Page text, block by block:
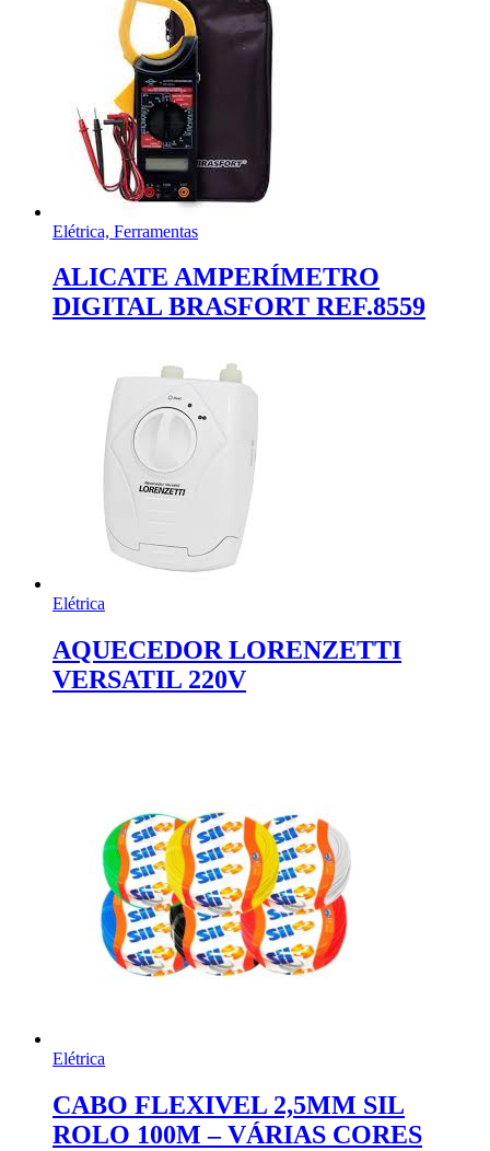
Elétrica, Ferramentas
ALICATE AMPERÍMETRO
DIGITAL BRASFORT REF.8559
Elétrica
AQUECEDOR LORENZETTI
VERSATIL 220V
Elétrica
CABO FLEXIVEL 2,5MM SIL
ROLO 100M – VÁRIAS CORES